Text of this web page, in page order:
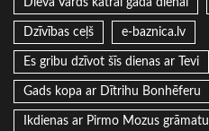
Dzīvības ceļš e-baznica.lv
Es gribu dzīvot šīs dienas ar Tevi
Gads kopa ar Dītrihu Bonhēferu
Ikdienas ar Pirmo Mozus grāmatu